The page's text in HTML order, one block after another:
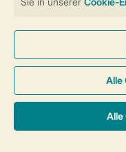
Cookies
© 2026